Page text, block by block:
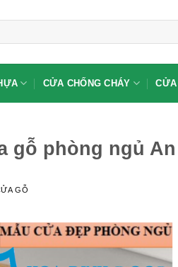
CỬA CHỐNG CHÁY
gỗ phòng ngủ
GỖ